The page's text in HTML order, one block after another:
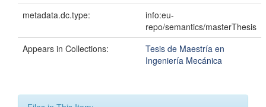
metadata.dc.type:
info:eu-
repo/semantics/masterThesis
Appears in Collections:
Tesis de Maestría en
Ingeniería Mecánica